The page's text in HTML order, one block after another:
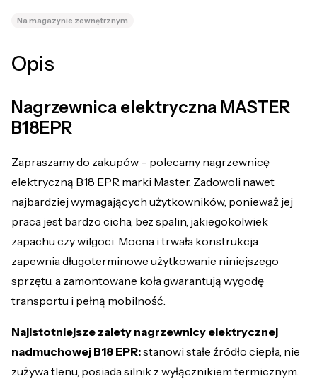
Na magazynie zewnętrznym
Opis
Nagrzewnica elektryczna MASTER
B18EPR
Zapraszamy do zakupów – polecamy nagrzewnicę
elektryczną B18 EPR marki Master. Zadowoli nawet
najbardziej wymagających użytkowników, ponieważ jej
praca jest bardzo cicha, bez spalin, jakiegokolwiek
zapachu czy wilgoci. Mocna i trwała konstrukcja
zapewnia długoterminowe użytkowanie niniejszego
sprzętu, a zamontowane koła gwarantują wygodę
transportu i pełną mobilność.
Najistotniejsze zalety nagrzewnicy elektrycznej
nadmuchowej B18 EPR:stanowi stałe źródło ciepła, nie
zużywa tlenu, posiada silnik z wyłącznikiem termicznym.